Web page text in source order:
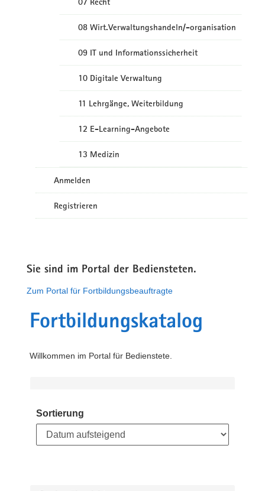
08 Wirt.Verwaltungshandeln/-organisation
09 IT und Informationssicherheit
10 Digitale Verwaltung
11 Lehrgänge, Weiterbildung
12 E-Learning-Angebote
13 Medizin
Anmelden
Registrieren
Sie sind im Portal der Bediensteten.
Zum Portal für Fortbildungsbeauftragte
Fortbildungskatalog
Willkommen im Portal für Bedienstete.
Sortierung